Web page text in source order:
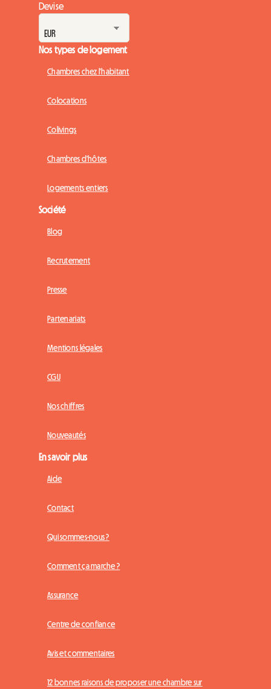
Devise
Nos types de logement
Chambres chez l'habitant
Colocations
Colivings
Chambres d'hôtes
Logements entiers
Société
Blog
Recrutement
Presse
Partenariats
Mentions légales
CGU
Nos chiffres
Nouveautés
En savoir plus
Aide
Contact
Qui sommes-nous ?
Comment ça marche ?
Assurance
Centre de confiance
Avis et commentaires
12 bonnes raisons de proposer une chambre sur